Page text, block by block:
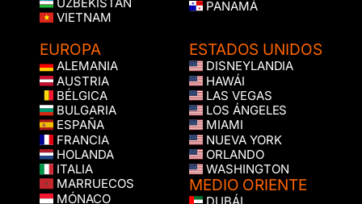
VIETNAM
PANAMÁ
EUROPA
ALEMANIA
AUSTRIA
BÉLGICA
BULGARIA
ESPAÑA
FRANCIA
HOLANDA
ITALIA
MARRUECOS
MÓNACO
ESTADOS UNIDOS
DISNEYLANDIA
HAWÁI
LAS VEGAS
LOS ÁNGELES
MIAMI
NUEVA YORK
ORLANDO
WASHINGTON
MEDIO ORIENTE